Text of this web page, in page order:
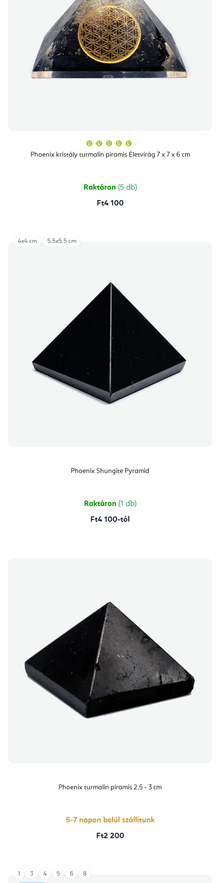
Phoenix kristály turmalin piramis Életvirág 7 x 7 x 6 cm
átlagos
értékelése
csillag.
Raktáron (5 db)
Ft4 100
Phoenix Shungite Pyramid
Raktáron (1 db)
Ft4 100-tól
4x4 cm 5,5x5,5 cm
Phoenix turmalin piramis 2,5 - 3 cm
5-7 napon belül szállítunk
Ft2 200
1 3 4 5 6 8